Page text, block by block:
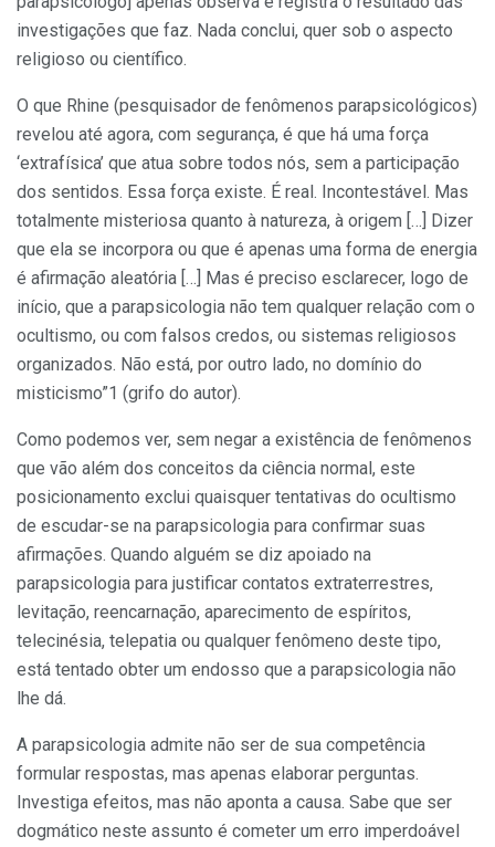
investigações que faz. Nada conclui, quer sob o aspecto
religioso ou científico.
O que Rhine (pesquisador de fenômenos parapsicológicos)
revelou até agora, com segurança, é que há uma força
‘extrafísica’ que atua sobre todos nós, sem a participação
dos sentidos. Essa força existe. É real. Incontestável. Mas
totalmente misteriosa quanto à natureza, à origem […] Dizer
que ela se incorpora ou que é apenas uma forma de energia
é afirmação aleatória […] Mas é preciso esclarecer, logo de
início, que a parapsicologia não tem qualquer relação com o
ocultismo, ou com falsos credos, ou sistemas religiosos
organizados. Não está, por outro lado, no domínio do
misticismo”1 (grifo do autor).
Como podemos ver, sem negar a existência de fenômenos
que vão além dos conceitos da ciência normal, este
posicionamento exclui quaisquer tentativas do ocultismo
de escudar-se na parapsicologia para confirmar suas
afirmações. Quando alguém se diz apoiado na
parapsicologia para justificar contatos extraterrestres,
levitação, reencarnação, aparecimento de espíritos,
telecinésia, telepatia ou qualquer fenômeno deste tipo,
está tentado obter um endosso que a parapsicologia não
lhe dá.
A parapsicologia admite não ser de sua competência
formular respostas, mas apenas elaborar perguntas.
Investiga efeitos, mas não aponta a causa. Sabe que ser
dogmático neste assunto é cometer um erro imperdoável